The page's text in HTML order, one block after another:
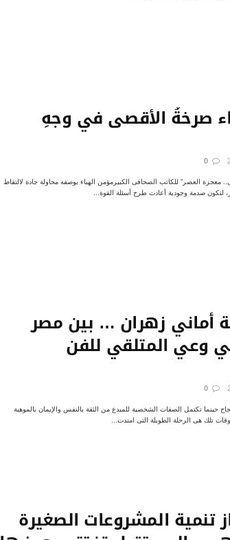
صرخةُ الأقصى في وجهِ
العصر” للكاتب الصحافى الكبيرمؤمن الهباء بوصفه محاولة جادة لالتقاط
صدمة وجودية أعادت طرح أسئلة القوة...
أماني زهران … بين مصر
وعي المتلقي للفن
حينما تكتمل الصفات الشخصية للمبدع من الثقة بالنفس والإيمان بالموهبة
تلك هى الرحلة الطويلة التى امتدت...
تنمية المشروعات الصغيرة